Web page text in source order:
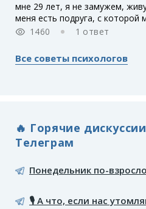
мне 29 лет, я не замужем,
меня есть подруга, с которой
1460
1 ответ
Все советы психологов
🔥 Горячие
Телеграм
Понедельник по-
🎙️ А что, если нас